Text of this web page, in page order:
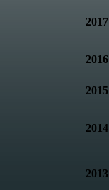
2017
2016
2015
2014
2013